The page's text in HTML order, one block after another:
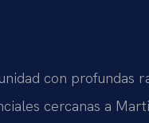
con profundas
cercanas a